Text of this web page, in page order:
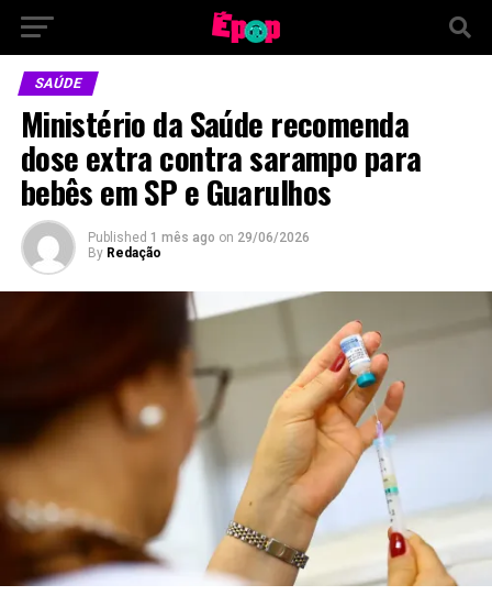
SAÚDE
Ministério da Saúde recomenda
dose extra contra sarampo para
bebês em SP e Guarulhos
Published 1 mês ago on 29/06/2026
By Redação